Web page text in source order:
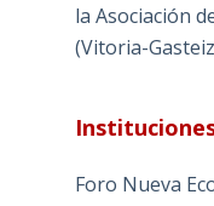
la Asociación
(Vitoria-
Foro Nueva